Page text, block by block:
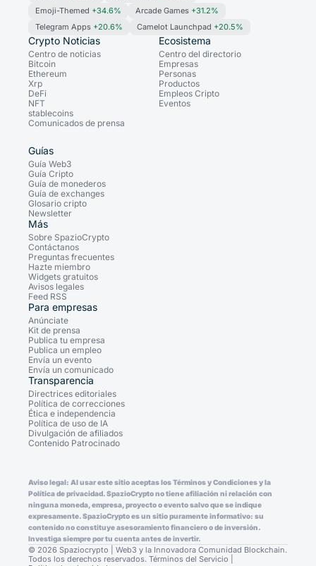
Emoji-Themed +34.6% Arcade Games +31.2%
Telegram Apps +20.6% Camelot Launchpad +20.5%
Crypto Noticias
Centro de noticias
Bitcoin
Ethereum
Xrp
DeFi
NFT
stablecoins
Comunicados de prensa
Ecosistema
Centro del directorio
Empresas
Personas
Productos
Empleos Cripto
Eventos
Guías
Guía Web3
Guía Cripto
Guía de monederos
Guía de exchanges
Glosario cripto
Newsletter
Más
Sobre SpazioCrypto
Contáctanos
Preguntas frecuentes
Hazte miembro
Widgets gratuitos
Avisos legales
Feed RSS
Para empresas
Anúnciate
Kit de prensa
Publica tu empresa
Publica un empleo
Envía un evento
Envía un comunicado
Transparencia
Directrices editoriales
Política de correcciones
Ética e independencia
Política de uso de IA
Divulgación de afiliados
Contenido Patrocinado
Aviso legal: Al usar este sitio aceptas los Términos y Condiciones y la
Política de privacidad. SpazioCrypto no tiene afiliación ni relación con
ninguna moneda, empresa, proyecto o evento salvo que se indique
expresamente. SpazioCrypto es un sitio puramente informativo: su
contenido no constituye asesoramiento financiero o de inversión.
Investiga siempre por tu cuenta antes de invertir.
© 2026 Spaziocrypto | Web3 y la Innovadora Comunidad Blockchain.
Todos los derechos reservados. Términos del Servicio